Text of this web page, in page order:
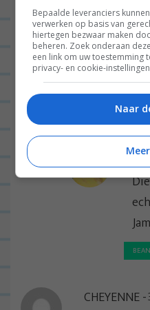
Wij hebben
gekocht 'n
prima!
Inderdaad
samen,
BEANTWOORDEN
CHEYENNE
Bepaalde leveranciers
verwerken op basis van
hiertegen bezwaar maken
beheren. Zoek onderaan
een link om uw toestemming
privacy- en cookie-
Naar